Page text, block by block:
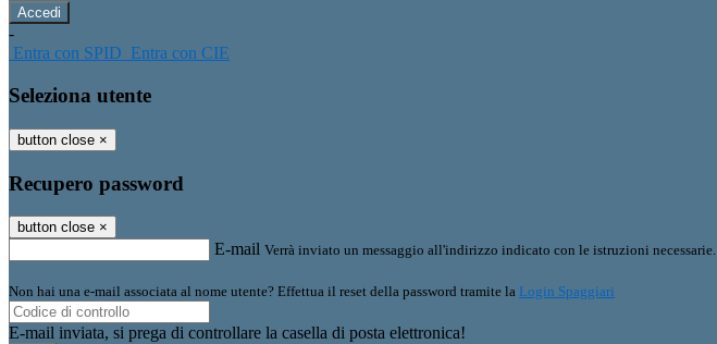
-
Entra con SPID Entra con CIE
Seleziona utente
button close ×
Recupero password
button close ×
E-mail Verrà inviato un messaggio all'indirizzo indicato con le istruzioni necessarie.
Non hai una e-mail associata al nome utente? Effettua il reset della password tramite la Login Spaggiari
E-mail inviata, si prega di controllare la casella di posta elettronica!